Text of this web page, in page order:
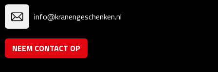
Bureau Toebehoren
Bureauklokken
info@kranengeschenken.nl
NEEM CONTACT OP